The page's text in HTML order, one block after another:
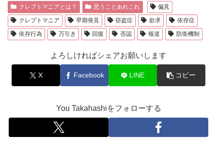
クレプトマニアとは？ 思うことあれこれ
偏見
クレプトマニア
早期発見 窃盗症 欲求
依存症
依存行為
万引き 回復 否認 報道 防衛機制
よろしければシェアお願いします
X Facebook LINE コピー
You Takahashiをフォローする